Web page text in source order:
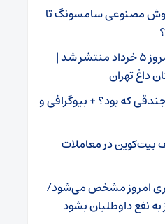
مصنوعی سامسونگ تا
جدول قطعی برق امروز ۵ خرداد منتشر شد |
داغ تهران
که بود؟ + بیوگرافی و
بیت‌کوین در معاملات
امروز مشخص می‌شود/
نفع داوطلبان بشود